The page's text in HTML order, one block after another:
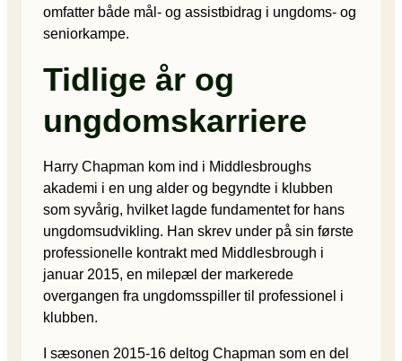
omfatter både mål- og assistbidrag i ungdoms- og
seniorkampe.
Tidlige år og
ungdomskarriere
Harry Chapman kom ind i Middlesbroughs
akademi i en ung alder og begyndte i klubben
som syvårig, hvilket lagde fundamentet for hans
ungdomsudvikling. Han skrev under på sin første
professionelle kontrakt med Middlesbrough i
januar 2015, en milepæl der markerede
overgangen fra ungdomsspiller til professionel i
klubben.
I sæsonen 2015-16 deltog Chapman som en del